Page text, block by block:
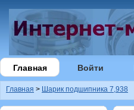
Главная Войти
Главная > Шарик подшипника 7,938